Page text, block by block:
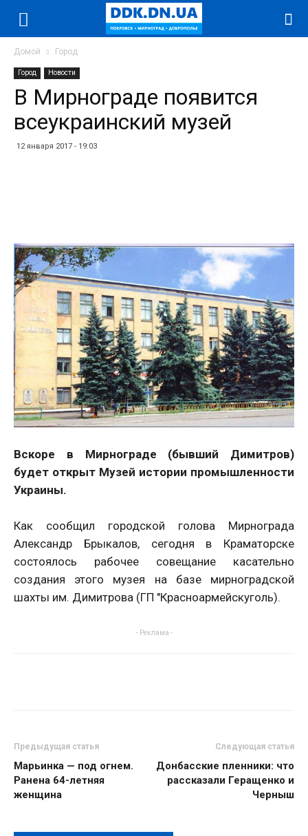
Домой Город
Город Новости
В Мирнограде появится
всеукраинский музей
12 января 2017 - 19:03
Вскоре в Мирнограде (бывший Димитров)
будет открыт Музей истории промышленности
Украины.
Как сообщил городской голова Мирнограда
Александр Брыкалов, сегодня в Краматорске
состоялось рабочее совещание касательно
создания этого музея на базе мирноградской
шахты им. Димитрова (ГП "Красноармейскуголь).
- Реклама -
Предыдущая статья
Марьинка — под огнем.
Ранена 64-летняя
женщина
Следующая статья
Донбасские пленники: что
рассказали Геращенко и
Черныш